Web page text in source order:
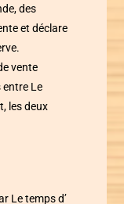
des
et déclare
vente
entre Le
les deux
Le temps d’